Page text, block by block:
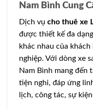
Nam Bình Cung
Dịch vụ cho thuê xe
được thiết kế đa
khác nhau của
nghiệp. Với dòng xe
Nam Bình mang đến
tiện nghi, đáp ứng
lịch, công tác, sự